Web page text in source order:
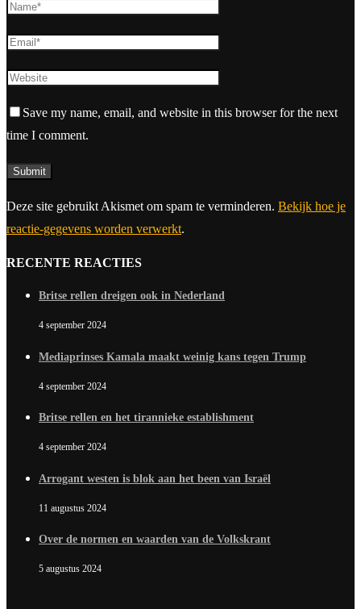
Save my name, email, and website in this browser for the next
time I comment.
Deze site gebruikt Akismet om spam te verminderen. Bekijk hoe je
reactie-gegevens worden verwerkt.
RECENTE REACTIES
Britse rellen dreigen ook in Nederland
4 september 2024
Mediaprinses Kamala maakt weinig kans tegen Trump
4 september 2024
Britse rellen en het tirannieke establishment
4 september 2024
Arrogant westen is blok aan het been van Israël
11 augustus 2024
Over de normen en waarden van de Volkskrant
5 augustus 2024